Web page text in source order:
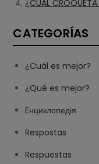
¿CUAL
CATEGORÍAS
¿Cuál es mejor?
¿Qué es mejor?
Eнциклопедія
Respostas
Respuestas